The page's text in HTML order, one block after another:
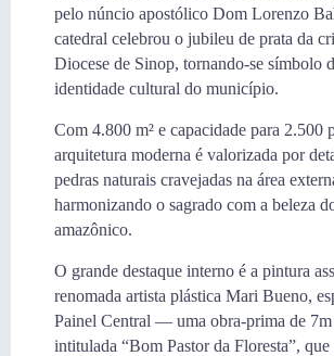
pelo núncio apostólico Dom Lorenzo
catedral celebrou o jubileu de prata da
Diocese de Sinop, tornando-se símbolo
identidade cultural do município.
Com 4.800 m² e capacidade para 2.500
arquitetura moderna é valorizada por
pedras naturais cravejadas na área
harmonizando o sagrado com a beleza
amazônico.
O grande destaque interno é a pintura
renomada artista plástica Mari Bueno,
Painel Central — uma obra-prima de
intitulada “Bom Pastor da Floresta”,